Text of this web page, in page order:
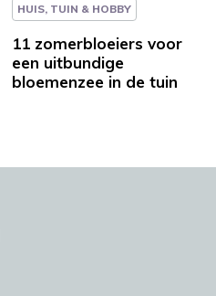
HUIS, TUIN & HOBBY
11 zomerbloeiers voor
een uitbundige
bloemenzee in de tuin